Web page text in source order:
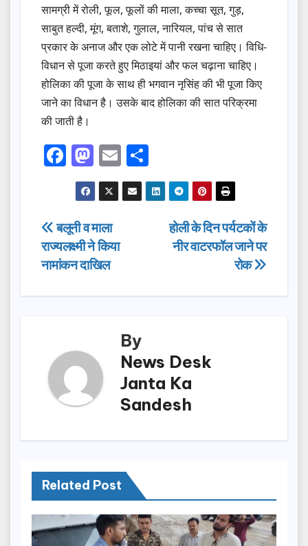
सामग्री में रोली, फूल, फूलों की माला, कच्चा सूत, गुड़,
साबुत हल्दी, मूंग, बताशे, गुलाल, नारियल, पांच से सात
प्रकार के अनाज और एक लोटे में पानी रखना चाहिए। विधि-
विधान से पूजा करते हुए मिठाइयां और फल चढ़ाना चाहिए।
होलिका की पूजा के साथ ही भगवान नृसिंह की भी पूजा किए
जाने का विधान है। उसके बाद होलिका की सात परिक्रमा
की जाती है।
F
a
c
e
b
o
M
a
st
o
d
o
E
m
ail
h
ar
Post
navigation
होली के दिन पर्यटकों के
नीर वाटरफॉल जाने पर
रोक
बलूनी व माला
राज्यलक्ष्मी ने किया
नामांकन दाखिल
By
News Desk
Janta Ka
Sandesh
Related Post